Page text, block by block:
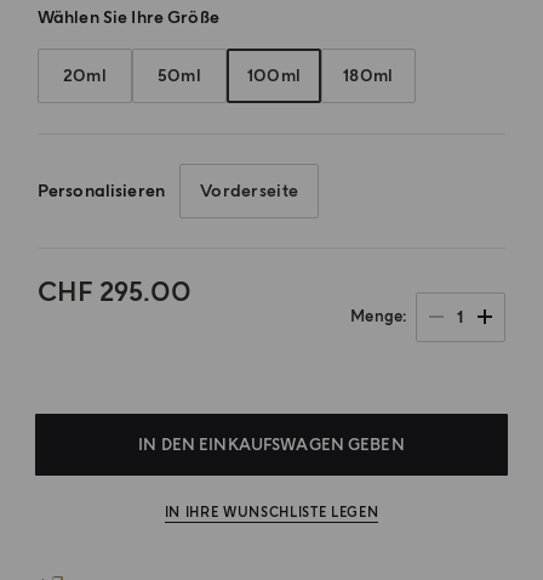
Wählen Sie Ihre Größe
20ml 50ml 100ml 180ml
Personalisieren Vorderseite
CHF 295.00
Menge 1
IN DEN EINKAUFSWAGEN GEBEN
IN IHRE WUNSCHLISTE LEGEN